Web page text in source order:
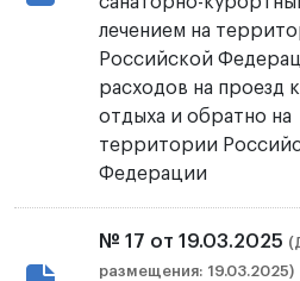
лечением на
Российской
расходов на проезд
отдыха и обратно на
территории
Федерации
№ 17 от 19.03.2025
размещения: 19.03.2025)